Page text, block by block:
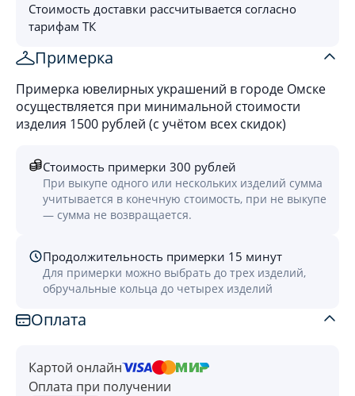
Стоимость доставки рассчитывается согласно
тарифам ТК
Примерка
Примерка ювелирных украшений в городе Омске
осуществляется при минимальной стоимости
изделия 1500 рублей (с учётом всех скидок)
Стоимость примерки 300 рублей
При выкупе одного или нескольких изделий сумма
учитывается в конечную стоимость, при не выкупе
— сумма не возвращается.
Продолжительность примерки 15 минут
Для примерки можно выбрать до трех изделий,
обручальные кольца до четырех изделий
Оплата
Картой онлайн
Оплата при получении